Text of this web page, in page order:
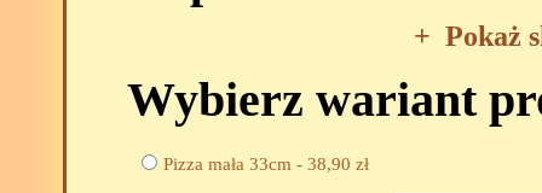
+ Pokaż
Wybierz wariant
Pizza mała 33cm - 38,90 zł